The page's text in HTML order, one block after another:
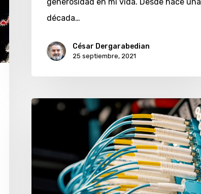
década…
César Dergarabedian
25 septiembre, 2021
Prince:
«telcos»
generará